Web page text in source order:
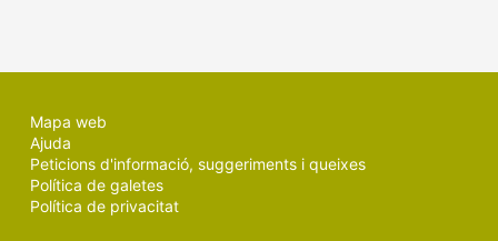
Mapa web
Ajuda
Peticions d'informació, suggeriments i queixes
Política de galetes
Política de privacitat